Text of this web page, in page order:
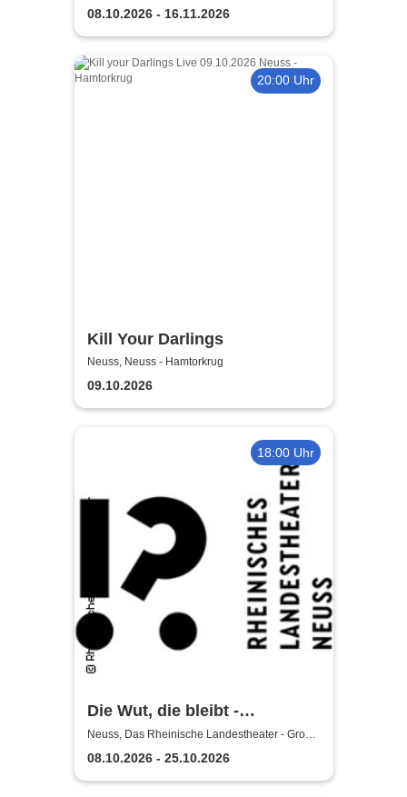
08.10.2026 - 16.11.2026
20:00 Uhr
Kill Your Darlings
Neuss, Neuss - Hamtorkrug
09.10.2026
18:00 Uhr
Die Wut, die bleibt -
Rheinische Landestheater
Neuss
Neuss, Das Rheinische Landestheater - Große
Bühne
08.10.2026 - 25.10.2026